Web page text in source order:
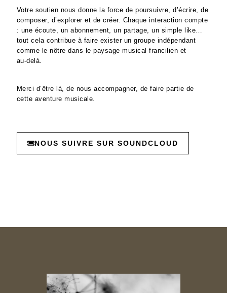
Votre soutien nous donne la force de poursuivre, d’écrire, de
composer, d’explorer et de créer. Chaque interaction compte
: une écoute, un abonnement, un partage, un simple like…
tout cela contribue à faire exister un groupe indépendant
comme le nôtre dans le paysage musical francilien et
au‑delà.
Merci d’être là, de nous accompagner, de faire partie de
cette aventure musicale.
NOUS SUIVRE SUR SOUNDCLOUD